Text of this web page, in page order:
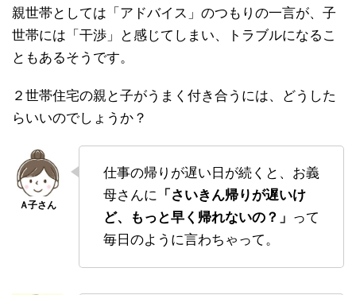
親世帯としては「アドバイス」のつもりの一言が、子
世帯には「干渉」と感じてしまい、トラブルになるこ
ともあるそうです。
２世帯住宅の親と子がうまく付き合うには、どうした
らいいのでしょうか？
仕事の帰りが遅い日が続くと、お義
母さんに
「さいきん帰りが遅いけ
ど、もっと早く帰れないの？」 って
毎日のように言わちゃって。